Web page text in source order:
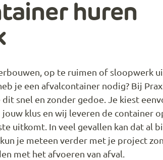
huren
op te ruimen of sloopwerk
je een afvalcontainer nodig? Bij
snel en zonder gedoe. Je kiest
klus en wij leveren de container
uitkomt. In veel gevallen kan dat al
je meteen verder met je project
met het afvoeren van afval.